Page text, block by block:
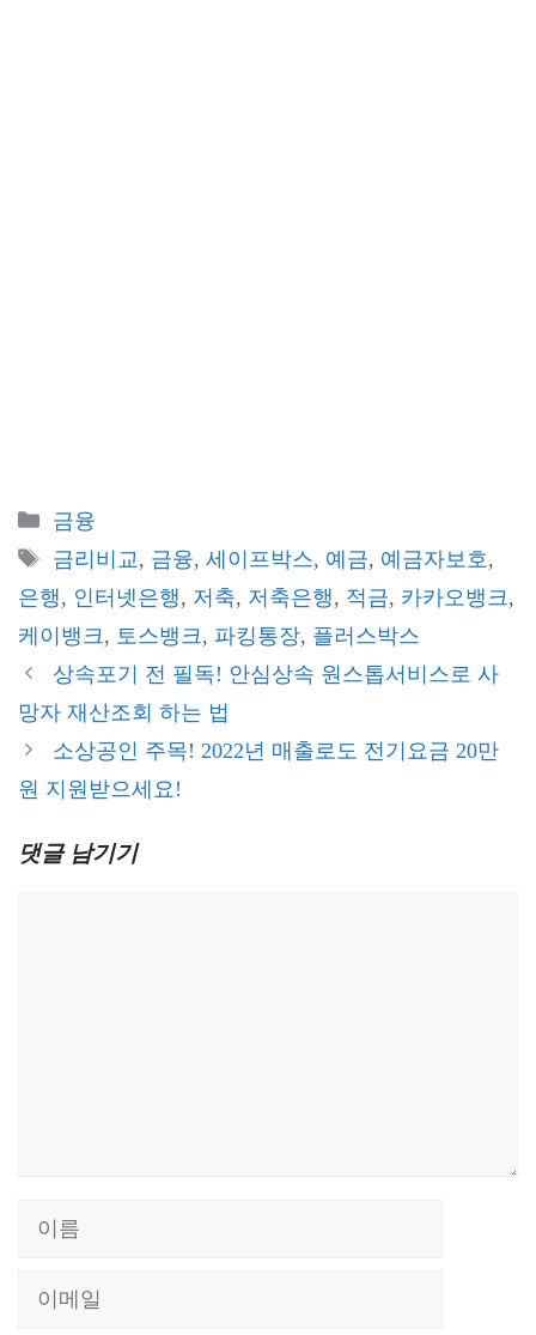
카
테
리
금융
태
그
금리비교, 금융, 세이프박스, 예금, 예금자보호,
은행, 인터넷은행, 저축, 저축은행, 적금, 카카오뱅크,
케이뱅크, 토스뱅크, 파킹통장, 플러스박스
상속포기 전 필독! 안심상속 원스톱서비스로 사
망자 재산조회 하는 법
소상공인 주목! 2022년 매출로도 전기요금 20만
원 지원받으세요!
댓글 남기기